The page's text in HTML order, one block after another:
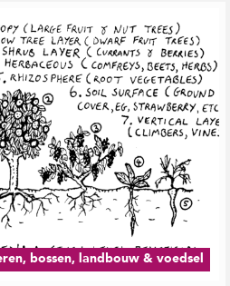
bossen, landbouw & voedsel